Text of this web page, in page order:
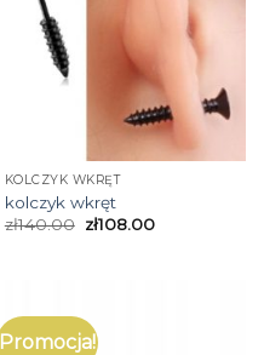
KOLCZYK WKRĘT
kolczyk wkręt
zł140.00 zł108.00
Promocja!